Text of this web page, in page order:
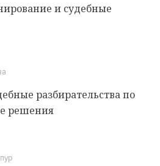
и судебные
разбирательства по
решения